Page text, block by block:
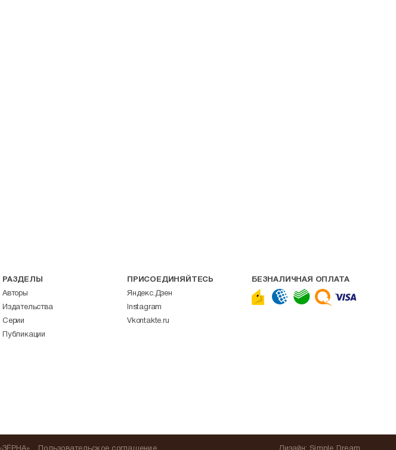
РАЗДЕЛЫ
Авторы
Издательства
Серии
Публикации
ПРИСОЕДИНЯЙТЕСЬ
Яндекс.Дзен
Instagram
Vkontakte.ru
БЕЗНАЛИЧНАЯ ОПЛАТА